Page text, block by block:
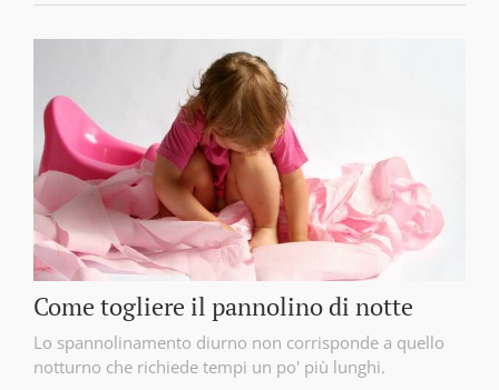
Come togliere il pannolino di notte
Lo spannolinamento diurno non corrisponde a quello
notturno che richiede tempi un po' più lunghi.